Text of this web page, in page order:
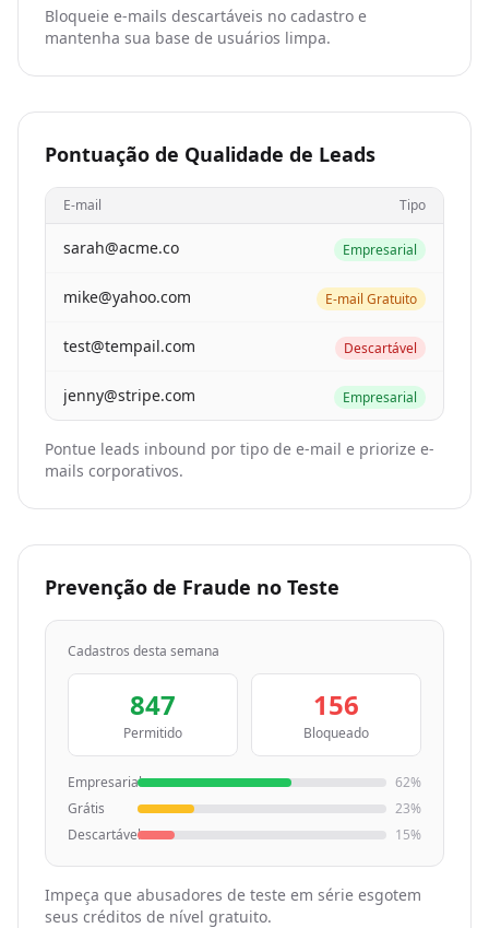
Bloqueie e-mails descartáveis no cadastro e
mantenha sua base de usuários limpa.
Pontuação de Qualidade de Leads
E-mail Tipo
sarah@acme.co Empresarial
mike@yahoo.com E-mail Gratuito
test@tempail.com Descartável
jenny@stripe.com Empresarial
Pontue leads inbound por tipo de e-mail e priorize e-
mails corporativos.
Prevenção de Fraude no Teste
Cadastros desta semana
847
Permitido
156
Bloqueado
Empresarial
62%
Grátis
23%
Descartável
15%
Impeça que abusadores de teste em série esgotem
seus créditos de nível gratuito.